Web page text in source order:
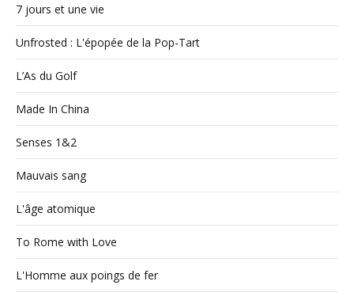
7 jours et une vie
Unfrosted : L'épopée de la Pop-Tart
L’As du Golf
Made In China
Senses 1&2
Mauvais sang
L'âge atomique
To Rome with Love
L'Homme aux poings de fer